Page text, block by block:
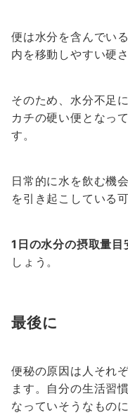
便は水分を含んでい
内を移動しやすい硬
そのため、水分不足
カチの硬い便となっ
す。
日常的に水を飲む機
を引き起こしている
1日の水分の摂取量
しょう。
最後に
便秘の原因は人それ
ます。自分の生活習
なっていそうなもの